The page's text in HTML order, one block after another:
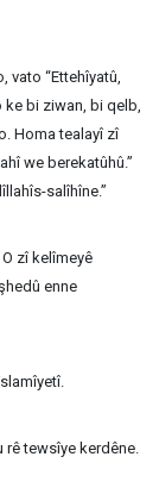
vato “Ettehîyatû,
ke bi ziwan, bi qelb,
Homa tealayî zî
we berekatûhû.”
salîhîne.”
zî kelîmeyê
enne
rê tewsîye kerdêne.